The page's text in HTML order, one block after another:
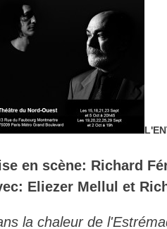
en scène: Richard
Eliezer Mellul et
la chaleur de